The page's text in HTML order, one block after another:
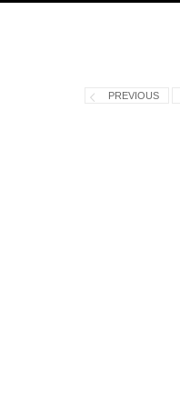
PREVIOUS